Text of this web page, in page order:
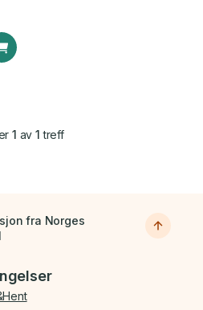
1 av 1 treff
fra Norges